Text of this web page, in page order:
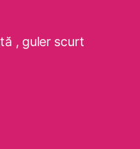
, guler scurt